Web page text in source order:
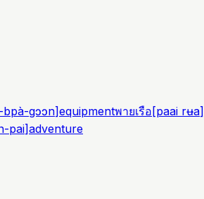
bpà-gɔɔn]equipmentพายเรือ[paai rʉa]
pai]adventure